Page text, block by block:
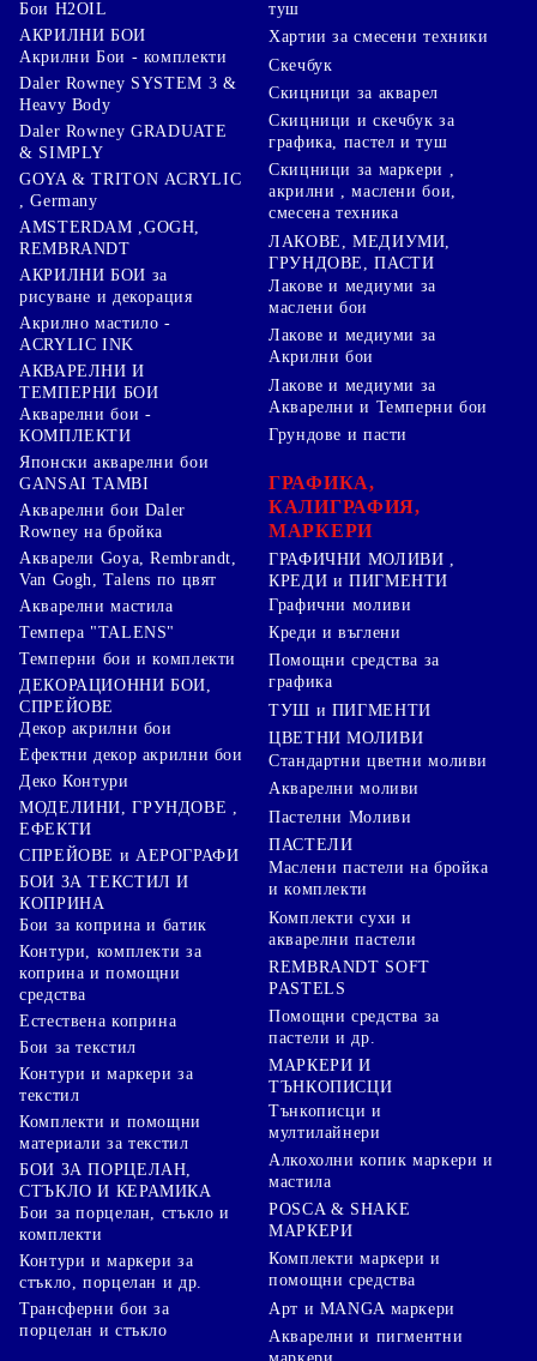
Бои H2OIL
АКРИЛНИ БОИ
Акрилни Бои - комплекти
Daler Rowney SYSTEM 3 &
Heavy Body
Daler Rowney GRADUATE
& SIMPLY
GOYA & TRITON АCRYLIC
, Germany
AMSTERDAM ,GOGH,
REMBRANDT
АКРИЛНИ БОИ за
рисуване и декорация
Акрилно мастило -
ACRYLIC INK
АКВАРЕЛНИ И
ТЕМПЕРНИ БОИ
Акварелни бои -
КОМПЛЕКТИ
Японски акварелни бои
GANSAI TAMBI
Акварелни бои Daler
Rowney на бройка
Акварели Goya, Rembrandt,
Van Gogh, Talens по цвят
Акварелни мастила
Темпера "TALENS"
Темперни бои и комплекти
ДЕКОРАЦИОННИ БОИ,
СПРЕЙОВЕ
Декор акрилни бои
Ефектни декор акрилни бои
Деко Контури
МОДЕЛИНИ, ГРУНДОВЕ ,
ЕФЕКТИ
СПРЕЙОВЕ и АЕРОГРАФИ
БОИ ЗА ТЕКСТИЛ И
КОПРИНА
Бои за коприна и батик
Контури, комплекти за
коприна и помощни
средства
Естествена коприна
Бои за текстил
Контури и маркери за
текстил
Комплекти и помощни
материали за текстил
БОИ ЗА ПОРЦЕЛАН,
СТЪКЛО И КЕРАМИКА
Бои за порцелан, стъкло и
комплекти
Контури и маркери за
стъкло, порцелан и др.
Трансферни бои за
порцелан и стъкло
туш
Хартии за смесени техники
Скечбук
Скицници за акварел
Скицници и скечбук за
графика, пастел и туш
Скицници за маркери ,
акрилни , маслени бои,
смесена техника
ЛАКОВЕ, МЕДИУМИ,
ГРУНДОВЕ, ПАСТИ
Лакове и медиуми за
маслени бои
Лакове и медиуми за
Акрилни бои
Лакове и медиуми за
Акварелни и Темперни бои
Грундове и пасти
ГРАФИКА,
КАЛИГРАФИЯ,
МАРКЕРИ
ГРАФИЧНИ МОЛИВИ ,
КРЕДИ и ПИГМЕНТИ
Графични моливи
Креди и въглени
Помощни средства за
графика
ТУШ и ПИГМЕНТИ
ЦВЕТНИ МОЛИВИ
Стандартни цветни моливи
Акварелни моливи
Пастелни Моливи
ПАСТЕЛИ
Маслени пастели на бройка
и комплекти
Комплекти сухи и
акварелни пастели
REMBRANDT SOFT
PASTELS
Помощни средства за
пастели и др.
МАРКЕРИ И
ТЪНКОПИСЦИ
Тънкописци и
мултилайнери
Алкохолни копик маркери и
мастила
POSCA & SHAKE
МАРКЕРИ
Комплекти маркери и
помощни средства
Арт и MANGA маркери
Акварелни и пигментни